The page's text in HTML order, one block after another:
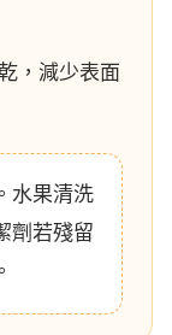
，減少表面
水果清洗
劑若殘留